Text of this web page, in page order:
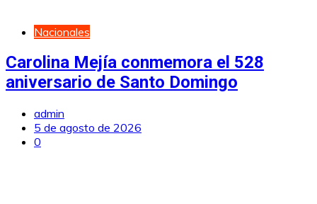
Nacionales
Carolina Mejía conmemora el 528
aniversario de Santo Domingo
admin
5 de agosto de 2026
0